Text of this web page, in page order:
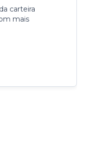
carteira
mais